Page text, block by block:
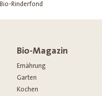
Bio-Rinderfond
Bio-Magazin
Ernährung
Garten
Kochen